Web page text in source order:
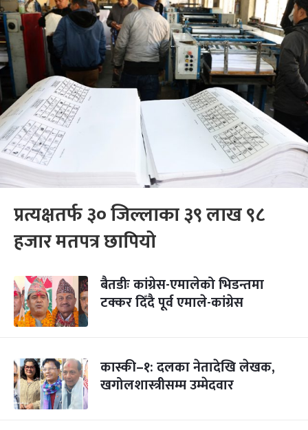
प्रत्यक्षतर्फ ३० जिल्लाका ३९ लाख ९८
हजार मतपत्र छापियो
बैतडीः कांग्रेस-एमालेको भिडन्तमा
टक्कर दिँदै पूर्व एमाले-कांग्रेस
कास्की–१: दलका नेतादेखि लेखक,
खगोलशास्त्रीसम्म उम्मेदवार